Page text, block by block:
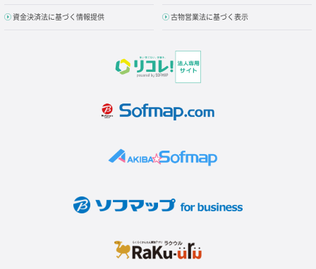
資金決済法に基づく情報提供 古物営業法に基づく表示